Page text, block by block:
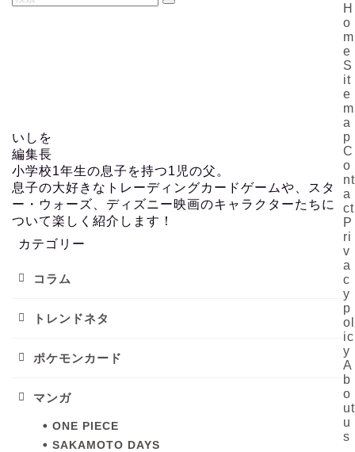
いしを
編集長
小学校1年生の息子を持つ1児の父。
息子の大好きなトレーディングカードゲームや、スタ
ー・ウォーズ、ディズニー映画のキャラクターたちに
ついて楽しく紹介します！
カテゴリー
コラム
トレンドネタ
ポケモンカード
マンガ
ONE PIECE
SAKAMOTO DAYS
H
o
m
e
S
it
e
m
a
p
C
o
nt
a
ct
P
ri
v
a
c
y
p
ol
ic
y
A
b
o
ut
u
s